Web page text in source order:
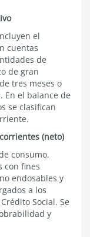
el
cuentas
de
de gran
tres meses o
En el balance de
se clasifican
(neto)
consumo,
con fines
endosables y
a los
Social. Se
y